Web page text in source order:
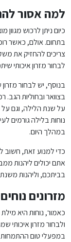
למה אסור
כיום ניתן לרכוש מגוון
בתחום. אולם, כאשר
לבחור מזרון איכותי
בנוסף, יש לבחור
בצוואר ובחוליות הגב.
על שנת הלילה, וגם
נוחות בלילה גורמים
במהלך היום.
כדי למנוע זאת, חשוב
אתם יכולים ליהנות
בביתכם, וליהנות
מזרונים
כאמור, נוחות היא
ולבחור מזרון
במפעלי טום ההתמחות